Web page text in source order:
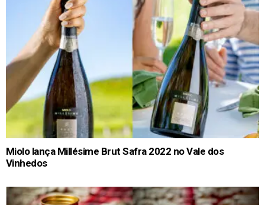
Miolo lança Millésime Brut Safra 2022 no Vale dos
Vinhedos